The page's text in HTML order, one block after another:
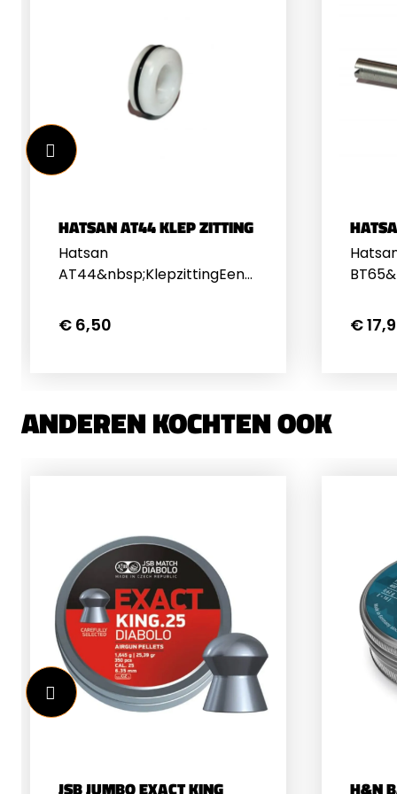
HATSAN AT44 KLEP ZITTING
Hatsan
AT44&nbsp;KlepzittingEen
Hatsan&nbsp;Klepzitting&nbsp;voor
de AT44. Hatsan nummer
€ 6,50
voor
€
ANDEREN KOCHTEN OOK
JSB JUMBO EXACT KING H&N